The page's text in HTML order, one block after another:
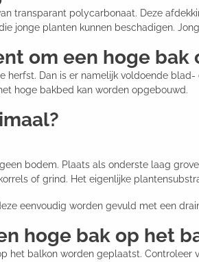
transparant polycarbonaat. Deze
jonge planten kunnen beschadigen.
om een hoge bak
herfst. Dan is er namelijk voldoende
hoge bakbed kan worden opgebouwd.
bodem. Plaats als onderste laag
of grind. Het eigenlijke
eenvoudig worden gevuld met een
hoge bak op het
het balkon worden geplaatst.